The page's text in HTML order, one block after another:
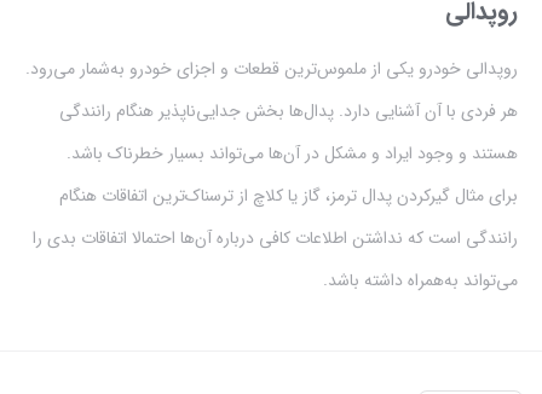
روپدالی
روپدالی خودرو یکی از ملموس‌ترین قطعات و اجزای خودرو به‌شمار می‌رود.
هر فردی با آن آشنایی دارد. پدال‌ها بخش جدایی‌ناپذیر هنگام رانندگی
هستند و وجود ایراد و مشکل در آن‌ها می‌تواند بسیار خطرناک باشد.
برای مثال گیر‌کردن پدال ترمز، گاز یا کلاچ از ترسناک‌ترین اتفاقات هنگام
رانندگی است که نداشتن اطلاعات کافی درباره آن‌ها احتمالا اتفاقات بدی را
می‌تواند به‌همراه داشته باشد.